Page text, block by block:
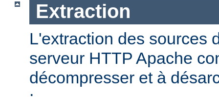
Extraction
L'extraction des sources
serveur HTTP Apache
décompresser et à